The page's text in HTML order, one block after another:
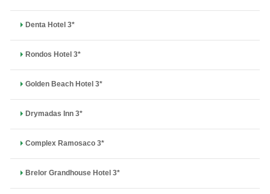
Denta Hotel 3*
Rondos Hotel 3*
Golden Beach Hotel 3*
Drymadas Inn 3*
Complex Ramosaco 3*
Brelor Grandhouse Hotel 3*